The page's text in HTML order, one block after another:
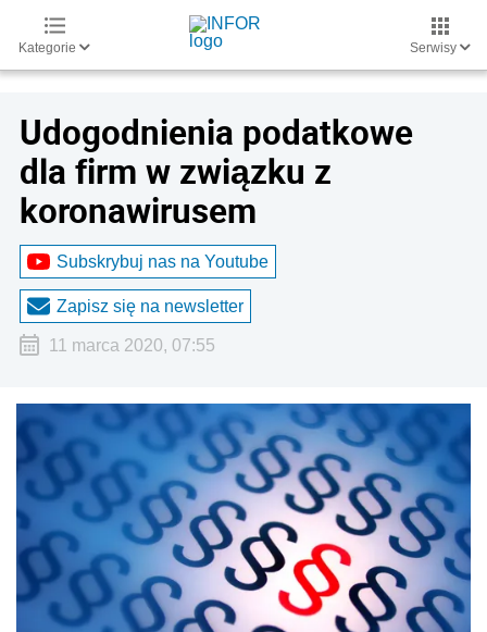
Kategorie Serwisy
Udogodnienia podatkowe
dla firm w związku z
koronawirusem
Subskrybuj nas na Youtube
Zapisz się na newsletter
11 marca 2020, 07:55